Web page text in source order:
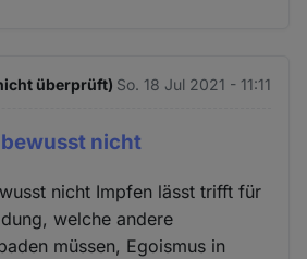
überprüft) So. 18 Jul 2021 - 11:11
nicht
nicht Impfen lässt trifft für
welche andere
müssen, Egoismus in